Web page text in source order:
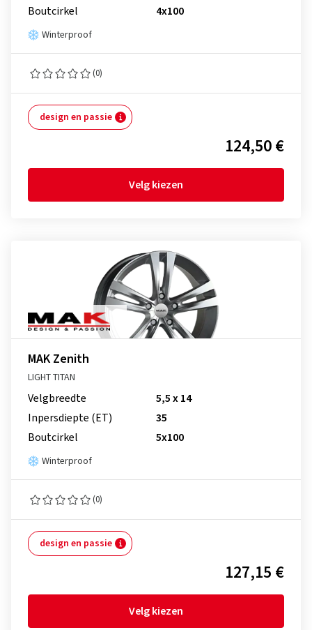
Boutcirkel
4x100
Winterproof
(0)
design en passie
124,50 €
Velg kiezen
MAK Zenith
LIGHT TITAN
Velgbreedte
5,5 x 14
Inpersdiepte (ET)
35
Boutcirkel
5x100
Winterproof
(0)
design en passie
127,15 €
Velg kiezen